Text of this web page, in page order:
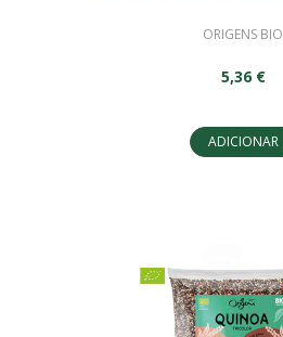
ORIGENS BIO
5,36 €
ADICIONAR